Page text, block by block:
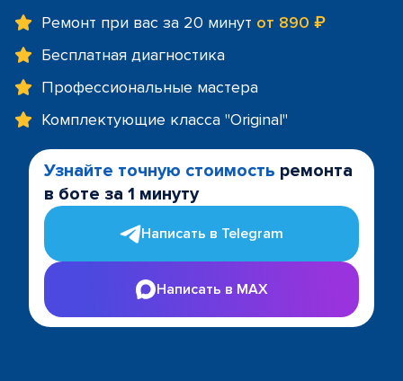
Ремонт при вас за 20 минут от 890 ₽
Бесплатная диагностика
Профессиональные мастера
Комплектующие класса "Original"
Узнайте точную стоимость ремонта
в боте за 1 минуту
Написать в Telegram
Написать в MAX